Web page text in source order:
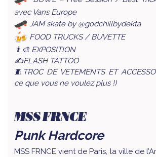
avec Vans Europe
JAM skate by @godchillbydekta
FOOD TRUCKS / BUVETTE
👨‍🎨 EXPOSITION
✍️FLASH TATTOO
🧵TROC DE VETEMENTS ET
ce que vous ne voulez plus !)
MSS FRNCE
Punk Hardcore
MSS FRNCE vient de Paris, la ville de